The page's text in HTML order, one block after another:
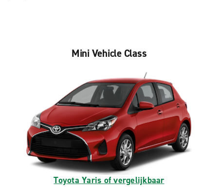
Mini Vehicle Class
Toyota Yaris of vergelijkbaar